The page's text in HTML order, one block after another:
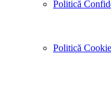
Politică
Politică Cookie